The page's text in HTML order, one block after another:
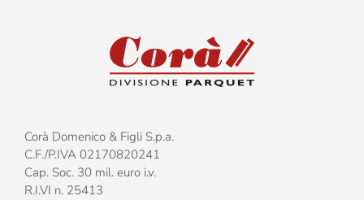
Corà Domenico & Figli S.p.a.
C.F./P.IVA 02170820241
Cap. Soc. 30 mil. euro i.v.
R.I.VI n. 25413